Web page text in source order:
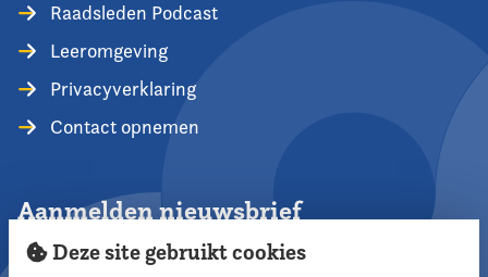
Raadsleden Podcast
Leeromgeving
Privacyverklaring
Contact opnemen
Aanmelden nieuwsbrief
Deze site gebruikt cookies